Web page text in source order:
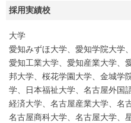
採用実績校
大学
愛知みずほ大学、愛知学院大学
愛知工業大学、愛知産業大学、
邦大学、桜花学園大学、金城学
学、日本福祉大学、名古屋外国
経済大学、名古屋産業大学、名
名古屋商科大学、名古屋大学、